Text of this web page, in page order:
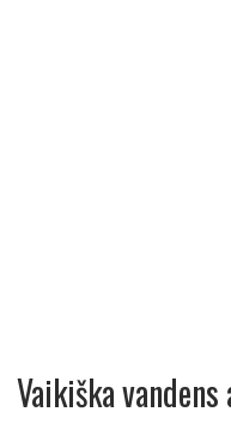
Vaikiška